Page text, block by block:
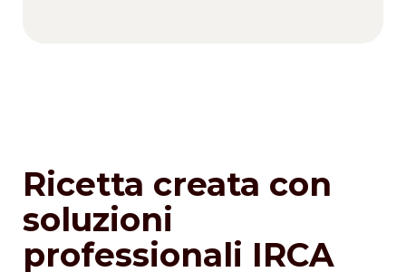
Ricetta creata con
soluzioni
professionali IRCA